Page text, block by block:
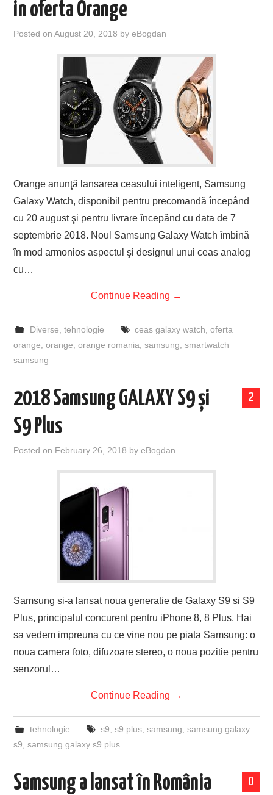
in oferta Orange
Posted onAugust 20, 2018 byeBogdan
Orange anunţă lansarea ceasului inteligent, Samsung
Galaxy Watch, disponibil pentru precomandă începând
cu 20 august şi pentru livrare începând cu data de 7
septembrie 2018. Noul Samsung Galaxy Watch îmbină
în mod armonios aspectul şi designul unui ceas analog
cu…
Continue Reading →
Diverse tehnologie ceas galaxy watch oferta
orange ,orange ,orange romania ,samsung ,smartwatch
samsung
2
2018 Samsung GALAXY S9 și
S9 Plus
Posted on February 26, 2018 byeBogdan
Samsung si-a lansat noua generatie de Galaxy S9 si S9
Plus, principalul concurent pentru iPhone 8, 8 Plus. Hai
sa vedem impreuna cu ce vine nou pe piata Samsung: o
noua camera foto, difuzoare stereo, o noua pozitie pentru
senzorul…
Continue Reading →
tehnologie s9 s9 plus, samsung samsung galaxy
s9 ,samsung galaxy s9 plus
0
Samsung a lansat în România